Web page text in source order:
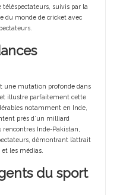
suivis par la
du monde de cricket avec
une mutation profonde dans
illustre parfaitement cette
notamment en Inde,
près d’un milliard
rencontres Inde-Pakistan,
démontrant l’attrait
les médias.
du sport